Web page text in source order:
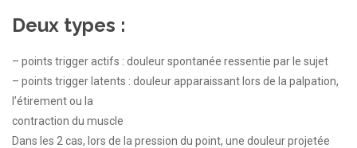
Deux types :
– points trigger actifs : douleur spontanée ressentie par le sujet
– points trigger latents : douleur apparaissant lors de la palpation,
l’étirement ou la
contraction du muscle
Dans les 2 cas, lors de la pression du point, une douleur projetée